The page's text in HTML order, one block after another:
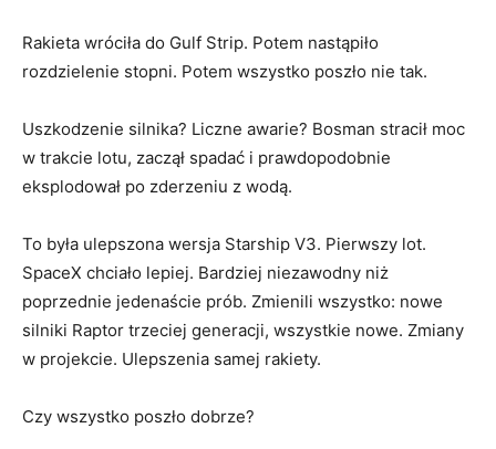
Rakieta wróciła do Gulf Strip. Potem nastąpiło
rozdzielenie stopni. Potem wszystko poszło nie tak.
Uszkodzenie silnika? Liczne awarie? Bosman stracił moc
w trakcie lotu, zaczął spadać i prawdopodobnie
eksplodował po zderzeniu z wodą.
To była ulepszona wersja Starship V3. Pierwszy lot.
SpaceX chciało lepiej. Bardziej niezawodny niż
poprzednie jedenaście prób. Zmienili wszystko: nowe
silniki Raptor trzeciej generacji, wszystkie nowe. Zmiany
w projekcie. Ulepszenia samej rakiety.
Czy wszystko poszło dobrze?